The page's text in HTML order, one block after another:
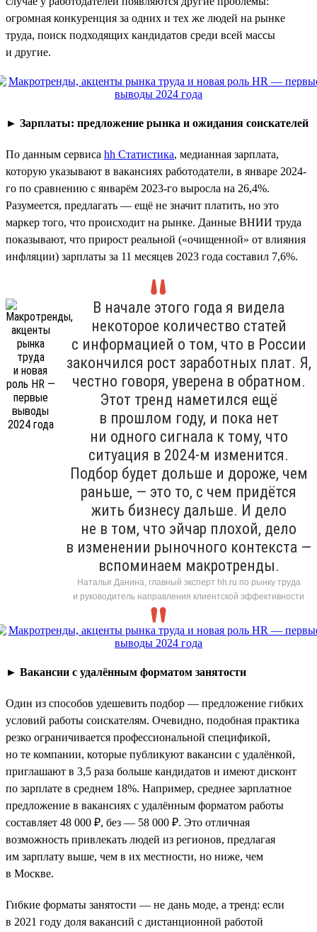
огромная конкуренция за одних и тех же людей на рынке
труда, поиск подходящих кандидатов среди всей массы
и другие.
► Зарплаты: предложение рынка и ожидания соискателей
По данным сервиса hh Статистика, медианная зарплата,
которую указывают в вакансиях работодатели, в январе 2024-
го по сравнению с январём 2023-го выросла на 26,4%.
Разумеется, предлагать — ещё не значит платить, но это
маркер того, что происходит на рынке. Данные ВНИИ труда
показывают, что прирост реальной («очищенной» от влияния
инфляции) зарплаты за 11 месяцев 2023 года составил 7,6%.
В начале этого года я видела
некоторое количество статей
с информацией о том, что в России
закончился рост заработных плат. Я,
честно говоря, уверена в обратном.
Этот тренд наметился ещё
в прошлом году, и пока нет
ни одного сигнала к тому, что
ситуация в 2024-м изменится.
Подбор будет дольше и дороже, чем
раньше, — это то, с чем придётся
жить бизнесу дальше. И дело
не в том, что эйчар плохой, дело
в изменении рыночного контекста —
вспоминаем макротренды.
Наталья Данина, главный эксперт hh.ru по рынку труда
и руководитель направления клиентской эффективности
► Вакансии с удалённым форматом занятости
Один из способов удешевить подбор — предложение гибких
условий работы соискателям. Очевидно, подобная практика
резко ограничивается профессиональной спецификой,
но те компании, которые публикуют вакансии с удалёнкой,
приглашают в 3,5 раза больше кандидатов и имеют дисконт
по зарплате в среднем 18%. Например, среднее зарплатное
предложение в вакансиях с удалённым форматом работы
составляет 48 000 ₽, без — 58 000 ₽. Это отличная
возможность привлекать людей из регионов, предлагая
им зарплату выше, чем в их местности, но ниже, чем
в Москве.
Гибкие форматы занятости — не дань моде, а тренд: если
в 2021 году доля вакансий с дистанционной работой